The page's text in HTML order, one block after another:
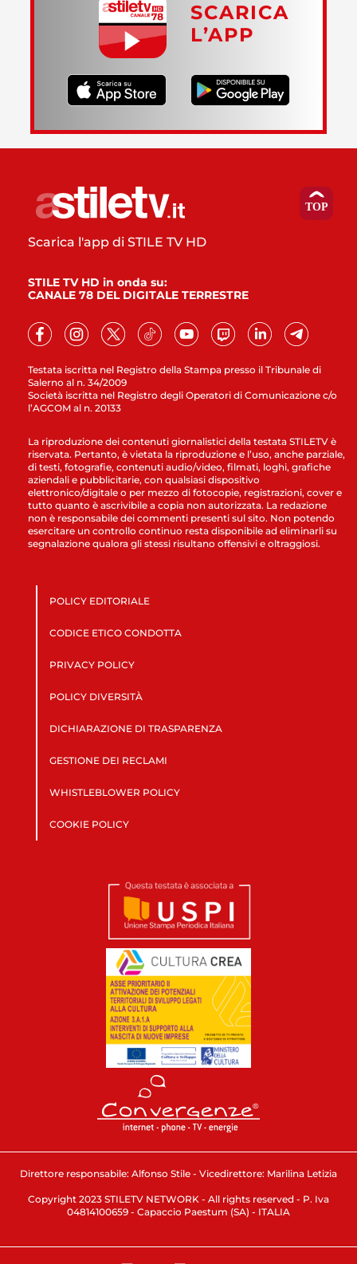
SCARICA
L’APP
Testata iscritta nel Registro della Stampa presso il Tribunale di
Salerno al n. 34/2009
Società iscritta nel Registro degli Operatori di Comunicazione c/o
l’AGCOM al n. 20133
Scarica l'app di STILE TV HD
STILE TV HD in onda su:
CANALE 78 DEL DIGITALE TERRESTRE
La riproduzione dei contenuti giornalistici della testata STILETV è
riservata. Pertanto, è vietata la riproduzione e l’uso, anche parziale,
di testi, fotografie, contenuti audio/video, filmati, loghi, grafiche
aziendali e pubblicitarie, con qualsiasi dispositivo
elettronico/digitale o per mezzo di fotocopie, registrazioni, cover e
tutto quanto è ascrivibile a copia non autorizzata. La redazione
non è responsabile dei commenti presenti sul sito. Non potendo
esercitare un controllo continuo resta disponibile ad eliminarli su
segnalazione qualora gli stessi risultano offensivi e oltraggiosi.
POLICY EDITORIALE
CODICE ETICO CONDOTTA
PRIVACY POLICY
POLICY DIVERSITÀ
DICHIARAZIONE DI TRASPARENZA
GESTIONE DEI RECLAMI
WHISTLEBLOWER POLICY
COOKIE POLICY
Direttore responsabile: Alfonso Stile - Vicedirettore: Marilina Letizia
Copyright 2023 STILETV NETWORK - All rights reserved - P. Iva
04814100659 - Capaccio Paestum (SA) - ITALIA